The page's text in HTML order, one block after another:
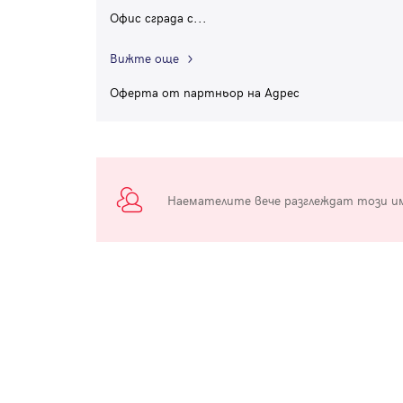
Офис сграда с...
Вижте още
Оферта от партньор на Адрес
Наемателите вече разглеждат този